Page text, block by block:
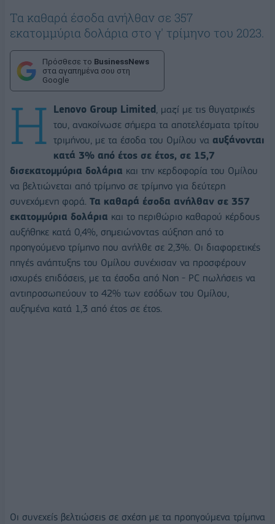
Τα καθαρά έσοδα ανήλθαν σε 357
εκατομμύρια δολάρια στο γ' τρίμηνο του 2023.
Πρόσθεσε το BusinessNews
στα αγαπημένα σου στη
Google
Η Lenovo Group Limited
, μαζί με τις θυγατρικές
του, ανακοίνωσε σήμερα τα αποτελέσματα τρίτου
τριμήνου, με τα έσοδα του Ομίλου να αυξάνονται
κατά 3% από έτος σε έτος, σε 15,7
δισεκατομμύρια δολάρια και την κερδοφορία του Ομίλου
να βελτιώνεται από τρίμηνο σε τρίμηνο για δεύτερη
συνεχόμενη φορά. Τα καθαρά έσοδα ανήλθαν σε 357
εκατομμύρια δολάρια και το περιθώριο καθαρού κέρδους
αυξήθηκε κατά 0,4%, σημειώνοντας αύξηση από το
προηγούμενο τρίμηνο που ανήλθε σε 2,3%. Οι διαφορετικές
πηγές ανάπτυξης του Ομίλου συνέχισαν να προσφέρουν
ισχυρές επιδόσεις, με τα έσοδα από Non - PC πωλήσεις να
αντιπροσωπεύουν το 42% των εσόδων του Ομίλου,
αυξημένα κατά 1,3 από έτος σε έτος.
Οι συνεχείς βελτιώσεις σε σχέση με τα προηγούμενα τρίμηνα